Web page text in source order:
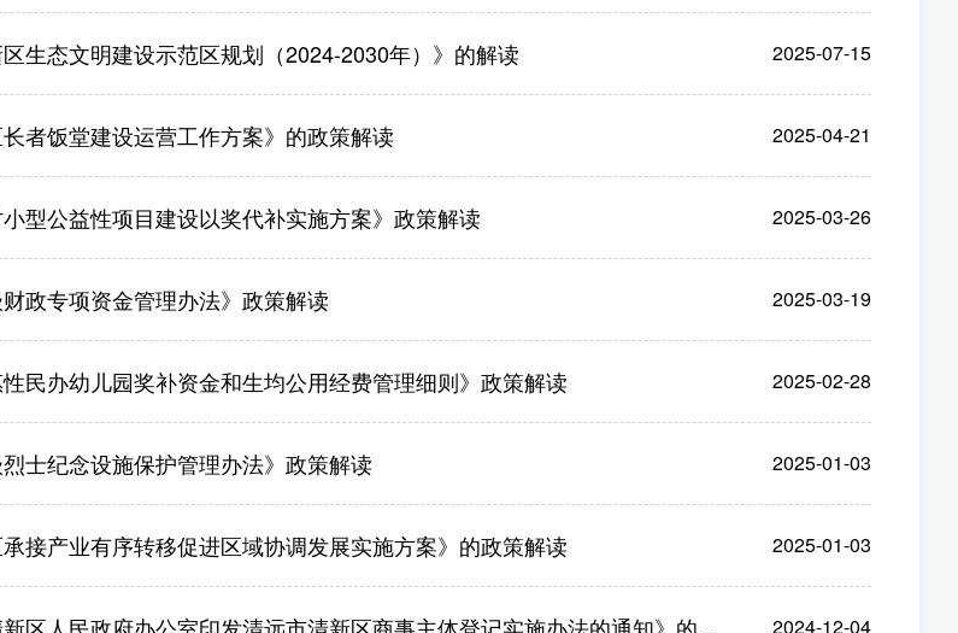
生态文明建设示范区规划（2024-2030年）》的解读 2025-07-15
者饭堂建设运营工作方案》的政策解读 2025-04-21
小型公益性项目建设以奖代补实施方案》政策解读 2025-03-26
政专项资金管理办法》政策解读 2025-03-19
性民办幼儿园奖补资金和生均公用经费管理细则》政策解读 2025-02-28
士纪念设施保护管理办法》政策解读 2025-01-03
接产业有序转移促进区域协调发展实施方案》的政策解读 2025-01-03
2024-12-04